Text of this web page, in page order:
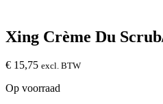
Xing Crème Du
€ 15,75 excl. BTW
Op voorraad